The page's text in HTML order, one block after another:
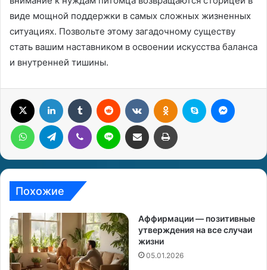
виде мощной поддержки в самых сложных жизненных
ситуациях. Позвольте этому загадочному существу
стать вашим наставником в освоении искусства баланса
и внутренней тишины.
Похожие
Аффирмации — позитивные
утверждения на все случаи
жизни
05.01.2026